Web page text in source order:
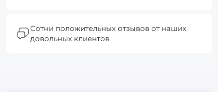
Сотни положительных отзывов от наших
довольных клиентов